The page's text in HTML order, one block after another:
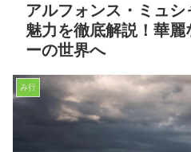
アルフォンス・ミュ
魅力を徹底解説！華
ーの世界へ
み行